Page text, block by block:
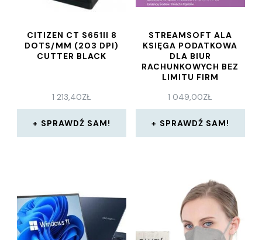
CITIZEN CT S651II 8
DOTS/MM (203 DPI)
CUTTER BLACK
1 213,40ZŁ
SPRAWDŹ SAM!
STREAMSOFT ALA
KSIĘGA PODATKOWA
DLA BIUR
RACHUNKOWYCH BEZ
LIMITU FIRM
1 049,00ZŁ
SPRAWDŹ SAM!